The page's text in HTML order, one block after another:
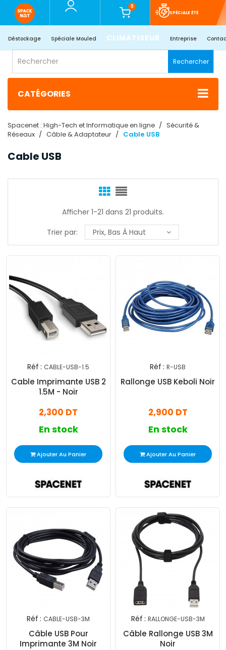
0
SPÉCIALE ÉTÉ
Déstockage Spéciale Mouled CLIMATISEUR Entreprise
Rechercher
CATÉGORIES
Spacenet : High-Tech et Informatique en ligne
Sécurité &
Réseaux
Câble & Adaptateur Cable USB
Cable USB
Afficher 1-21 dans 21 produits.
Trier par:
Prix, Bas À Haut
Réf : CABLE-USB-1.5
Cable Imprimante USB 2
1.5M - Noir
2,300 DT
En stock
Ajouter Au Panier
Réf : R-USB
Rallonge USB Keboli Noir
2,900 DT
En stock
Ajouter Au Panier
Réf : CABLE-USB-3M
Câble USB Pour
Imprimante 3M Noir
Réf : RALLONGE-USB-3M
Câble Rallonge USB 3M
Noir